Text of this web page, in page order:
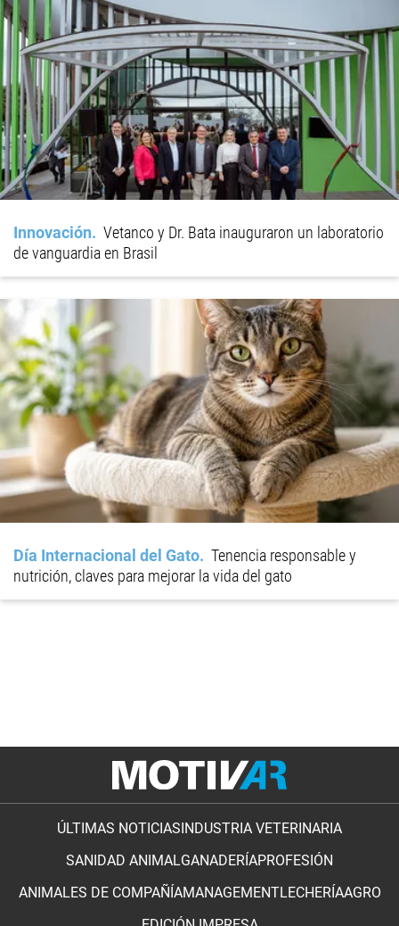
Innovación
Vetanco y Dr. Bata inauguraron un laboratorio
de vanguardia en Brasil
Día Internacional del Gato
Tenencia responsable y
nutrición, claves para mejorar la vida del gato
ÚLTIMAS NOTICIAS INDUSTRIA VETERINARIA
SANIDAD ANIMALGANADERÍAPROFESIÓN
ANIMALES DE COMPAÑÍAMANAGEMENTLECHERÍAAGRO